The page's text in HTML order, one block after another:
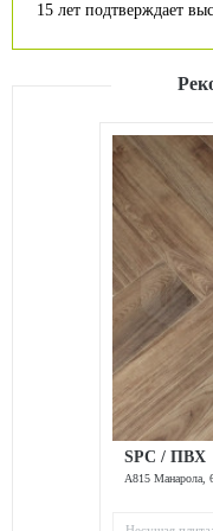
15 лет подтверждает
SPC / ПВХ
A815 Манарола,